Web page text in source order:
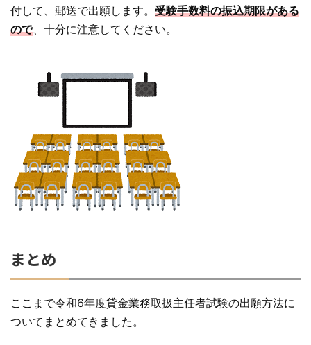
付して、郵送で出願します。 受験手数料の振込期限がある
ので、十分に注意してください。
まとめ
ここまで令和6年度貸金業務取扱主任者試験の出願方法に
ついてまとめてきました。